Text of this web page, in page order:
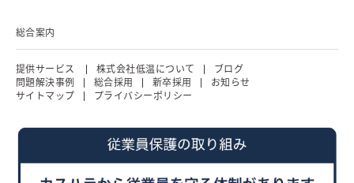
総合案内
提供サービス 株式会社低温について
ブログ
問題解決事例
総合採用 新卒採用
お知らせ
サイトマップ
プライバシーポリシー